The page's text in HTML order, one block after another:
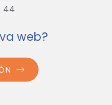
44
web?